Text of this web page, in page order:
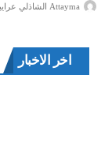
Attayma الشاذلي عرايبية
اخر الاخبار